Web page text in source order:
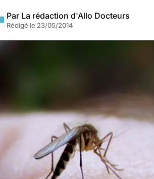
Par La rédaction d'Allo Docteurs
Rédigé le 23/05/2014